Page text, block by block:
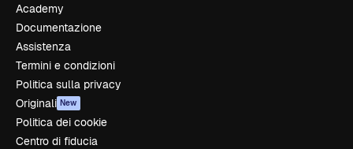
Academy
Documentazione
Assistenza
Termini e condizioni
Politica sulla privacy
Originali New
Politica dei cookie
Centro di fiducia